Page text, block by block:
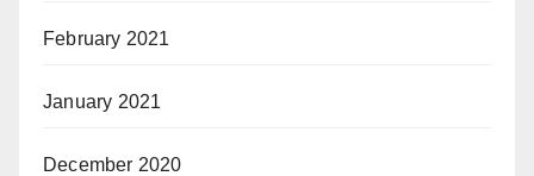
February 2021
January 2021
December 2020